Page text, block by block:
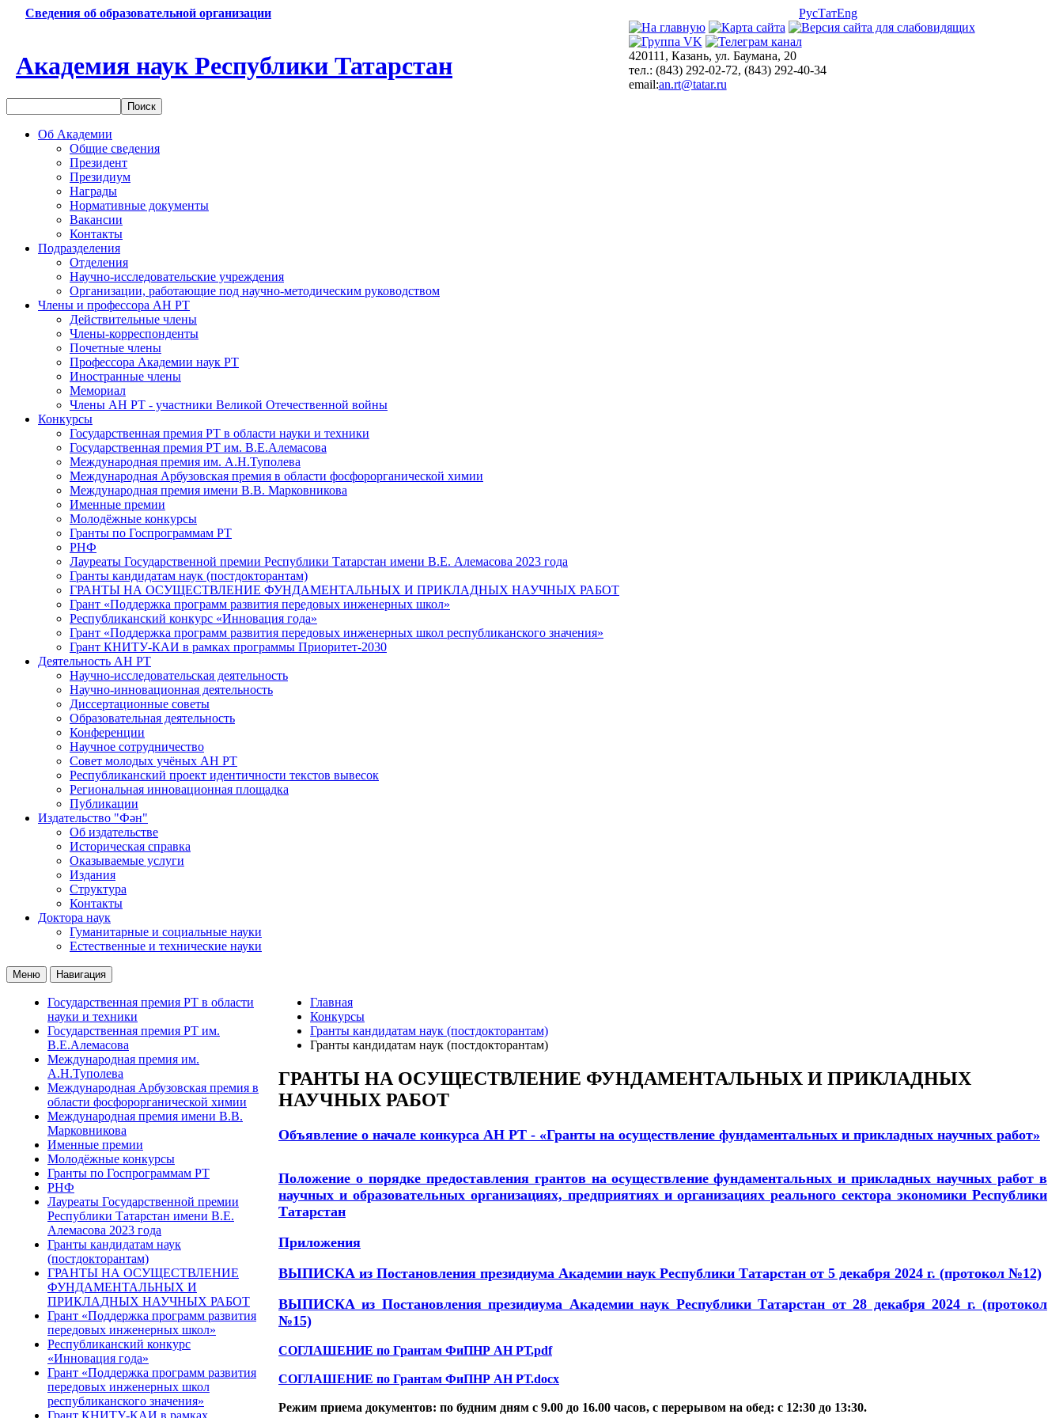
Сведения об образовательной организации РусТатEng
Академия наук Республики Татарстан
420111, Казань, ул. Баумана, 20
тел.: (843) 292-02-72, (843) 292-40-34
email:an.rt@tatar.ru
Об Академии
Общие сведения
Президент
Президиум
Награды
Нормативные документы
Вакансии
Контакты
Подразделения
Отделения
Научно-исследовательские учреждения
Организации, работающие под научно-методическим руководством
Члены и профессора АН РТ
Действительные члены
Члены-корреспонденты
Почетные члены
Профессора Академии наук РТ
Иностранные члены
Мемориал
Члены АН РТ - участники Великой Отечественной войны
Конкурсы
Государственная премия РТ в области науки и техники
Государственная премия РТ им. В.Е.Алемасова
Международная премия им. А.Н.Туполева
Международная Арбузовская премия в области фосфорорганической химии
Международная премия имени В.В. Марковникова
Именные премии
Молодёжные конкурсы
Гранты по Госпрограммам РТ
РНФ
Лауреаты Государственной премии Республики Татарстан имени В.Е. Алемасова 2023 года
Гранты кандидатам наук (постдокторантам)
ГРАНТЫ НА ОСУЩЕСТВЛЕНИЕ ФУНДАМЕНТАЛЬНЫХ И ПРИКЛАДНЫХ НАУЧНЫХ РАБОТ
Грант «Поддержка программ развития передовых инженерных школ»
Республиканский конкурс «Инновация года»
Грант «Поддержка программ развития передовых инженерных школ республиканского значения»
Грант КНИТУ-КАИ в рамках программы Приоритет-2030
Деятельность АН РТ
Научно-исследовательская деятельность
Научно-инновационная деятельность
Диссертационные советы
Образовательная деятельность
Конференции
Научное сотрудничество
Совет молодых учёных АН РТ
Республиканский проект идентичности текстов вывесок
Региональная инновационная площадка
Публикации
Издательство "Фән"
Об издательстве
Историческая справка
Оказываемые услуги
Издания
Структура
Контакты
Доктора наук
Гуманитарные и социальные науки
Естественные и технические науки
Меню Навигация
Государственная премия РТ в области
науки и техники
Государственная премия РТ им.
В.Е.Алемасова
Международная премия им.
А.Н.Туполева
Международная Арбузовская премия в
области фосфорорганической химии
Международная премия имени В.В.
Марковникова
Именные премии
Молодёжные конкурсы
Гранты по Госпрограммам РТ
РНФ
Лауреаты Государственной премии
Республики Татарстан имени В.Е.
Алемасова 2023 года
Гранты кандидатам наук
(постдокторантам)
ГРАНТЫ НА ОСУЩЕСТВЛЕНИЕ
ФУНДАМЕНТАЛЬНЫХ И
ПРИКЛАДНЫХ НАУЧНЫХ РАБОТ
Грант «Поддержка программ развития
передовых инженерных школ»
Республиканский конкурс
«Инновация года»
Грант «Поддержка программ развития
передовых инженерных школ
республиканского значения»
Грант КНИТУ-КАИ в рамках
Главная
Конкурсы
Гранты кандидатам наук (постдокторантам)
Гранты кандидатам наук (постдокторантам)
ГРАНТЫ НА ОСУЩЕСТВЛЕНИЕ ФУНДАМЕНТАЛЬНЫХ И ПРИКЛАДНЫХ
НАУЧНЫХ РАБОТ
Объявление о начале конкурса АН РТ - «Гранты на осуществление фундаментальных и прикладных научных работ»
Положение о порядке предоставления грантов на осуществление фундаментальных и прикладных научных работ в
научных и образовательных организациях, предприятиях и организациях реального сектора экономики Республики
Татарстан
Приложения
ВЫПИСКА из Постановления президиума Академии наук Республики Татарстан от 5 декабря 2024 г. (протокол №12)
ВЫПИСКА из Постановления президиума Академии наук Республики Татарстан от 28 декабря 2024 г. (протокол
№15)
СОГЛАШЕНИЕ по Грантам ФиПНР АН РТ.pdf
СОГЛАШЕНИЕ по Грантам ФиПНР АН РТ.docx
Режим приема документов: по будним дням c 9.00 до 16.00 часов, с перерывом на обед: с 12:30 до 13:30.